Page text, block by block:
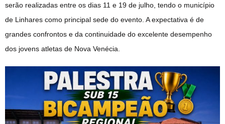
serão realizadas entre os dias 11 e 19 de julho, tendo o município
de Linhares como principal sede do evento. A expectativa é de
grandes confrontos e da continuidade do excelente desempenho
dos jovens atletas de Nova Venécia.